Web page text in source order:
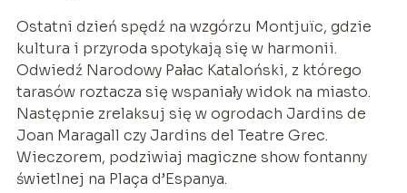
Ostatni dzień spędź na wzgórzu Montjuïc, gdzie
kultura i przyroda spotykają się w harmonii.
Odwiedź Narodowy Pałac Kataloński, z którego
tarasów roztacza się wspaniały widok na miasto.
Następnie zrelaksuj się w ogrodach Jardins de
Joan Maragall czy Jardins del Teatre Grec.
Wieczorem, podziwiaj magiczne show fontanny
świetlnej na Plaça d’Espanya.